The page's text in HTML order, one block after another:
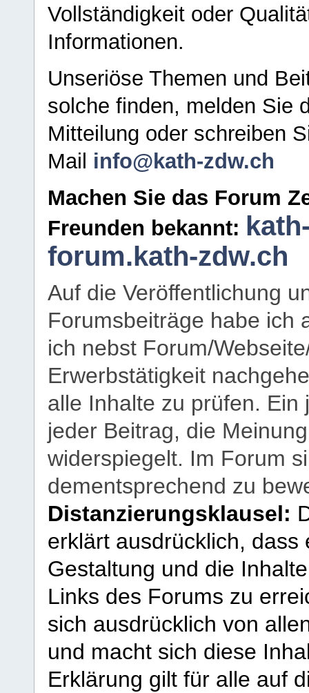
Vollständigkeit oder
Informationen.
Unseriöse Themen und
solche finden, melden Sie
Mitteilung oder schreiben
Mail info@kath-zdw.ch
Machen Sie das Forum
Freunden bekannt:
forum.kath-zdw.ch
Auf die Veröffentlichung
Forumsbeiträge habe ich
ich nebst Forum/
Erwerbstätigkeit
alle Inhalte zu prüfen.
jeder Beitrag, die
widerspiegelt. Im Forum
dementsprechend zu
Distanzierungsklausel:
erklärt ausdrücklich,
Gestaltung und die
Links des Forums zu
sich ausdrücklich von
und macht sich diese
Erklärung gilt für alle auf